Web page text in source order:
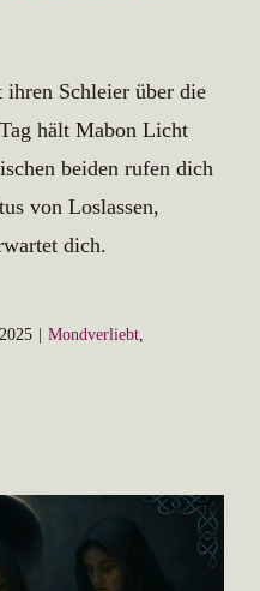
Schleier über die
hält Mabon Licht
beiden rufen dich
von Loslassen,
dich.
Mondverliebt,